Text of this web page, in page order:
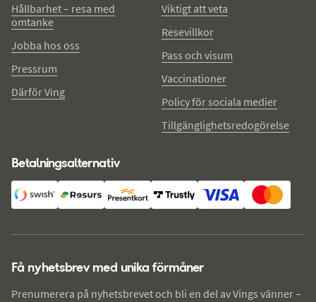
Hållbarhet – resa med
omtanke
Jobba hos oss
Pressrum
Därför Ving
Viktigt att veta
Resevillkor
Pass och visum
Vaccinationer
Policy för sociala medier
Tillgänglighetsredogörelse
Betalningsalternativ
Få nyhetsbrev med unika förmåner
Prenumerera på nyhetsbrevet och bli en del av Vings vänner –